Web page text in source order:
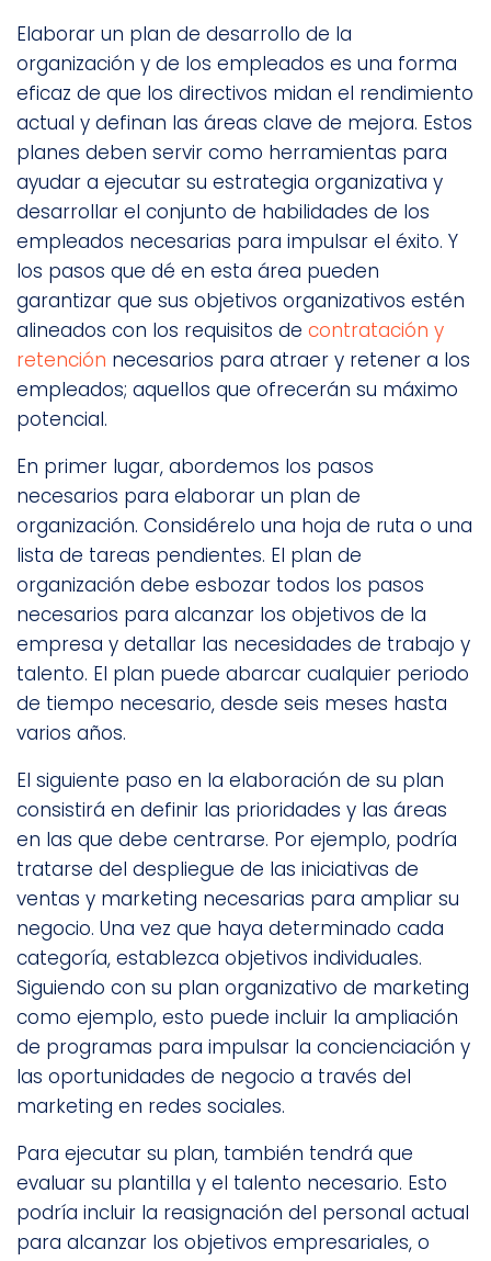
Elaborar un plan de desarrollo de la
organización y de los empleados es una forma
eficaz de que los directivos midan el rendimiento
actual y definan las áreas clave de mejora. Estos
planes deben servir como herramientas para
ayudar a ejecutar su estrategia organizativa y
desarrollar el conjunto de habilidades de los
empleados necesarias para impulsar el éxito. Y
los pasos que dé en esta área pueden
garantizar que sus objetivos organizativos estén
alineados con los requisitos de contratación y
retención necesarios para atraer y retener a los
empleados; aquellos que ofrecerán su máximo
potencial.
En primer lugar, abordemos los pasos
necesarios para elaborar un plan de
organización. Considérelo una hoja de ruta o una
lista de tareas pendientes. El plan de
organización debe esbozar todos los pasos
necesarios para alcanzar los objetivos de la
empresa y detallar las necesidades de trabajo y
talento. El plan puede abarcar cualquier periodo
de tiempo necesario, desde seis meses hasta
varios años.
El siguiente paso en la elaboración de su plan
consistirá en definir las prioridades y las áreas
en las que debe centrarse. Por ejemplo, podría
tratarse del despliegue de las iniciativas de
ventas y marketing necesarias para ampliar su
negocio. Una vez que haya determinado cada
categoría, establezca objetivos individuales.
Siguiendo con su plan organizativo de marketing
como ejemplo, esto puede incluir la ampliación
de programas para impulsar la concienciación y
las oportunidades de negocio a través del
marketing en redes sociales.
Para ejecutar su plan, también tendrá que
evaluar su plantilla y el talento necesario. Esto
podría incluir la reasignación del personal actual
para alcanzar los objetivos empresariales, o